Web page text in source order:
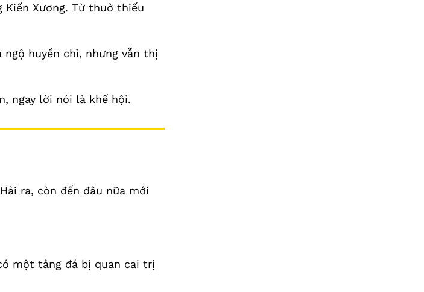
Kiến Xương. Từ thuở thiếu
ngộ huyền chỉ, nhưng vẫn thị
ngay lời nói là khế hội.
ra, còn đến đâu nữa mới
một tảng đá bị quan cai trị